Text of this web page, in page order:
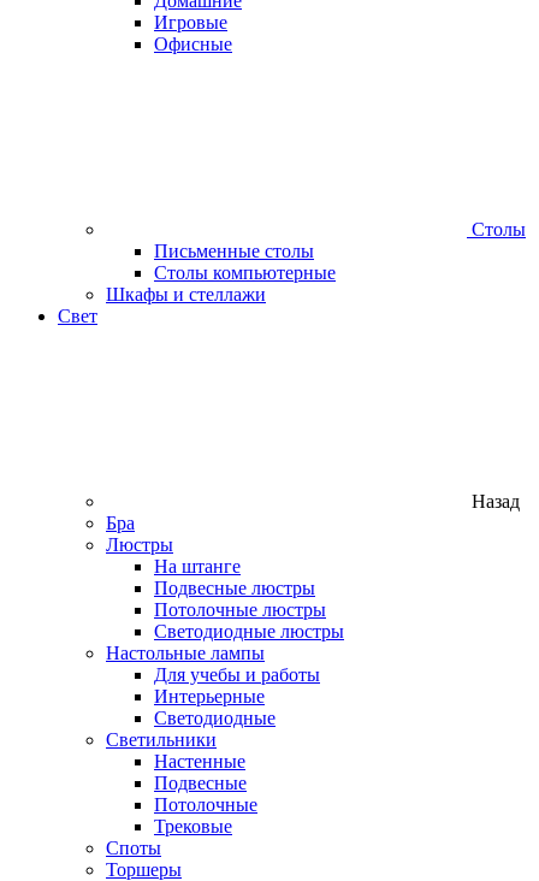
Игровые
Офисные
Столы
Письменные столы
Столы компьютерные
Шкафы и стеллажи
Свет
Назад
Бра
Люстры
На штанге
Подвесные люстры
Потолочные люстры
Светодиодные люстры
Настольные лампы
Для учебы и работы
Интерьерные
Светодиодные
Светильники
Настенные
Подвесные
Потолочные
Трековые
Споты
Торшеры